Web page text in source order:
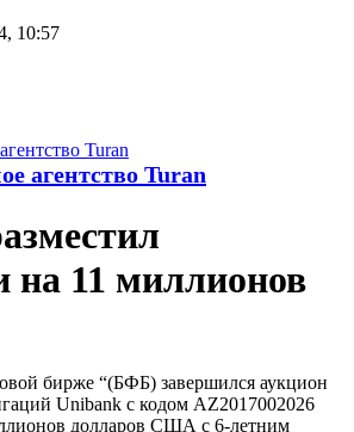
10:57
агентство Turan
на 11 миллионов
бирже “(БФБ) завершился аукцион
Unibank с кодом AZ2017002026
долларов США с 6-летним